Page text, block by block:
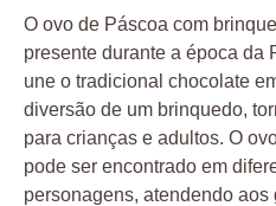
O ovo de Páscoa com
presente durante a época da
une o tradicional chocolate
diversão de um brinquedo,
para crianças e adultos. O
pode ser encontrado em
personagens, atendendo